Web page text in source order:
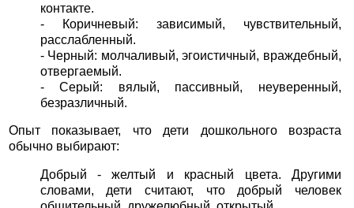
контакте.
- Коричневый: зависимый, чувствительный,
расслабленный.
- Черный: молчаливый, эгоистичный, враждебный,
отвергаемый.
- Серый: вялый, пассивный, неуверенный,
безразличный.
Опыт показывает, что дети дошкольного возраста
обычно выбирают:
Добрый - желтый и красный цвета. Другими
словами, дети считают, что добрый человек